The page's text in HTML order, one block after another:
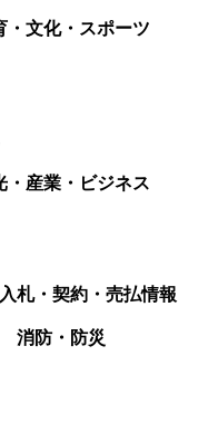
・文化・スポーツ
・産業・ビジネス
入札・契約・売払情報
消防・防災